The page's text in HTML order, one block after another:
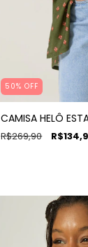
50% OFF
CAMISA HELÔ
R$269,90